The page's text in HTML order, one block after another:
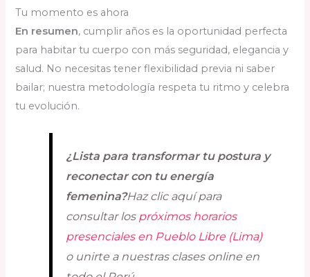
Tu momento es ahora
En resumen, cumplir años es la oportunidad perfecta
para habitar tu cuerpo con más seguridad, elegancia y
salud. No necesitas tener flexibilidad previa ni saber
bailar; nuestra metodología respeta tu ritmo y celebra
tu evolución.
¿Lista para transformar tu postura y
reconectar con tu energía
femenina?Haz clic aquí para
consultar lospróximos horarios
presenciales en Pueblo Libre (Lima)
o unirte a nuestras clases online en